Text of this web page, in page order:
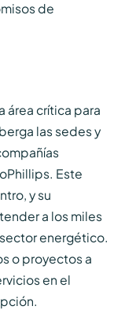
de
área crítica para
las sedes y
Este
y su
a los miles
energético.
o proyectos a
en el